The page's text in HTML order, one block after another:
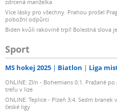
zdrcená manželka
Více lásky pro všechny. Prahou prošel
pobožní odpůrci
Biden kvůli rakovině trpí! Bolestná slova
Sport
MS hokej 2025 Biatlon Liga
ONLINE: Zlín - Bohemians 0:1. Pražané
trefu v lize
ONLINE: Teplice - Plzeň 3:4. Sedm
české ligy